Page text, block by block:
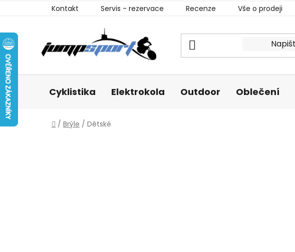
Kontakt Servis - rezervace Recenze Vše o prodeji
Cyklistika Elektrokola Outdoor Oblečení
Domů
/ Brýle / Dětské